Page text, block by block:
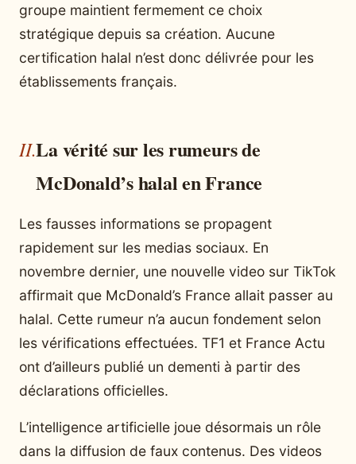
groupe maintient fermement ce choix
stratégique depuis sa création. Aucune
certification halal n’est donc délivrée pour les
établissements français.
La vérité sur les rumeurs de
McDonald’s halal en France
Les fausses informations se propagent
rapidement sur les medias sociaux. En
novembre dernier, une nouvelle video sur TikTok
affirmait que McDonald’s France allait passer au
halal. Cette rumeur n’a aucun fondement selon
les vérifications effectuées. TF1 et France Actu
ont d’ailleurs publié un dementi à partir des
déclarations officielles.
L’intelligence artificielle joue désormais un rôle
dans la diffusion de faux contenus. Des videos